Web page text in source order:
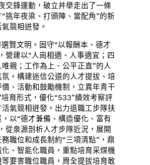
交鋒運動，破立并舉走出了一條
挑年夜梁、打頭陣、當配角”的新
競相迸發。
賢文明。固守“以報酬本、德才
營建以“人崗相適、人事適宜；四
親；工作為上、公平正直”的人
。構建迷信公道的人才提拔、培
、活動和鼓勵機制，立異年青干
育形式，優化“533”績效考察評
氣競相迸發。出力退職工步隊扶
以“德才兼備、構造優化、富有
從泉源剖析人才步隊近況，展開
職位和成長制約“三項清點”，鼎
、智能化職員，重點培育采煤機
要害職位職員，周全提拔培育敢